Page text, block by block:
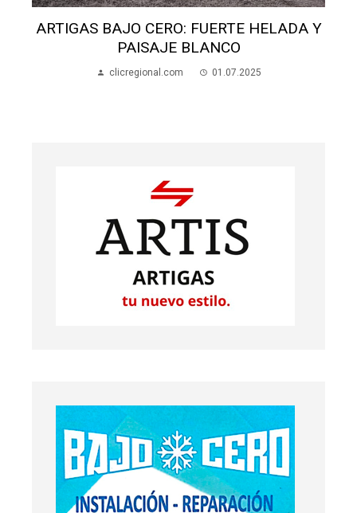
ARTIGAS BAJO CERO: FUERTE HELADA Y
PAISAJE BLANCO
clicregional.com 01.07.2025